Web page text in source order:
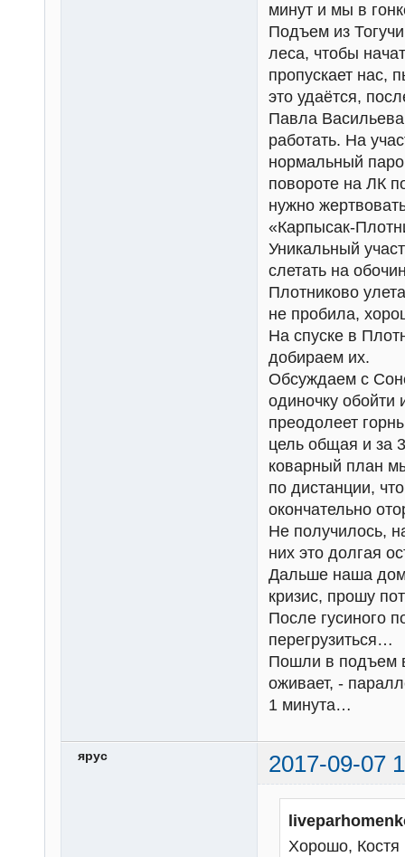
минут и мы в
Подъем из
леса, чтобы
пропускает нас,
это удаётся,
Павла
работать. На
нормальный
повороте на ЛК
нужно
«Карпысак-
Уникальный
слетать на
Плотниково
не пробила,
На спуске в
добираем их.
Обсуждаем с
одиночку обойти
преодолеет
цель общая и за
коварный план
по дистанции,
окончательно
Не получилось,
них это долгая
Дальше наша
кризис, прошу
После гусиного
перегрузиться…
Пошли в подъем
оживает, -
1 минута…
ярус 2017-09-07
Хорошо, Костя